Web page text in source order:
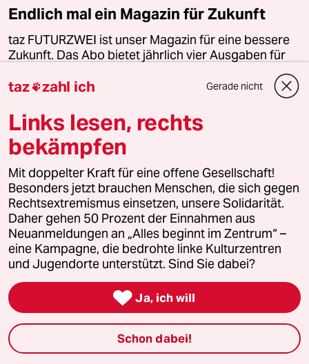
Endlich mal ein Magazin für Zukunft
taz FUTURZWEI ist unser Magazin für eine bessere
Zukunft. Das Abo bietet jährlich vier Ausgaben für
nur 38 Euro. Zudem erhalten Sie eine Ausgabe von
Luisa Neubauers neuestem Buch „Was wäre, wenn
Jedes Quartal neu in Ihrem Briefkasten
Nur 38 Euro im Jahr
Als Prämie Luisa Neubauers „Was wäre, wenn wir
mutig sind?“
Herausgegeben von Harald Welzer
Jetzt abonnieren
0 Kommentare
taz zahl ich Gerade nicht
Links lesen, rechts
bekämpfen
Mit doppelter Kraft für eine offene Gesellschaft!
Besonders jetzt brauchen Menschen, die sich gegen
Rechtsextremismus einsetzen, unsere Solidarität.
Daher gehen 50 Prozent der Einnahmen aus
Neuanmeldungen an „Alles beginnt im Zentrum“ –
eine Kampagne, die bedrohte linke Kulturzentren
und Jugendorte unterstützt. Sind Sie dabei?
 Ja, ich will
Schon dabei!